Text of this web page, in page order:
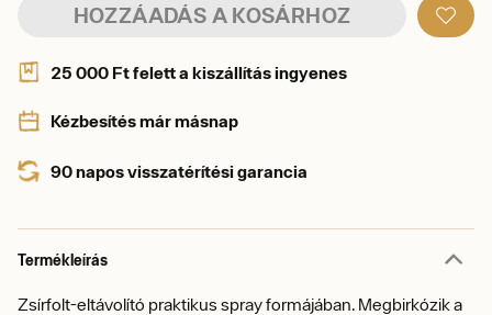
HOZZÁADÁS A KOSÁRHOZ
25 000 Ft felett a kiszállítás ingyenes
Kézbesítés már másnap
90 napos visszatérítési garancia
Termékleírás
Zsírfolt-eltávolító praktikus spray formájában. Megbirkózik a